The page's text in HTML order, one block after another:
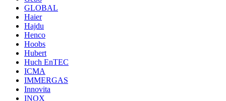
GLOBAL
Haier
Hajdu
Henco
Hoobs
Hubert
Huch EnTEC
ICMA
IMMERGAS
Innovita
INOX